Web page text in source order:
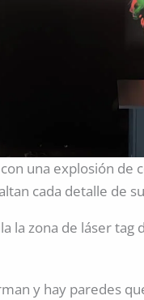
una explosión de
cada detalle de
la zona de láser tag
y hay paredes